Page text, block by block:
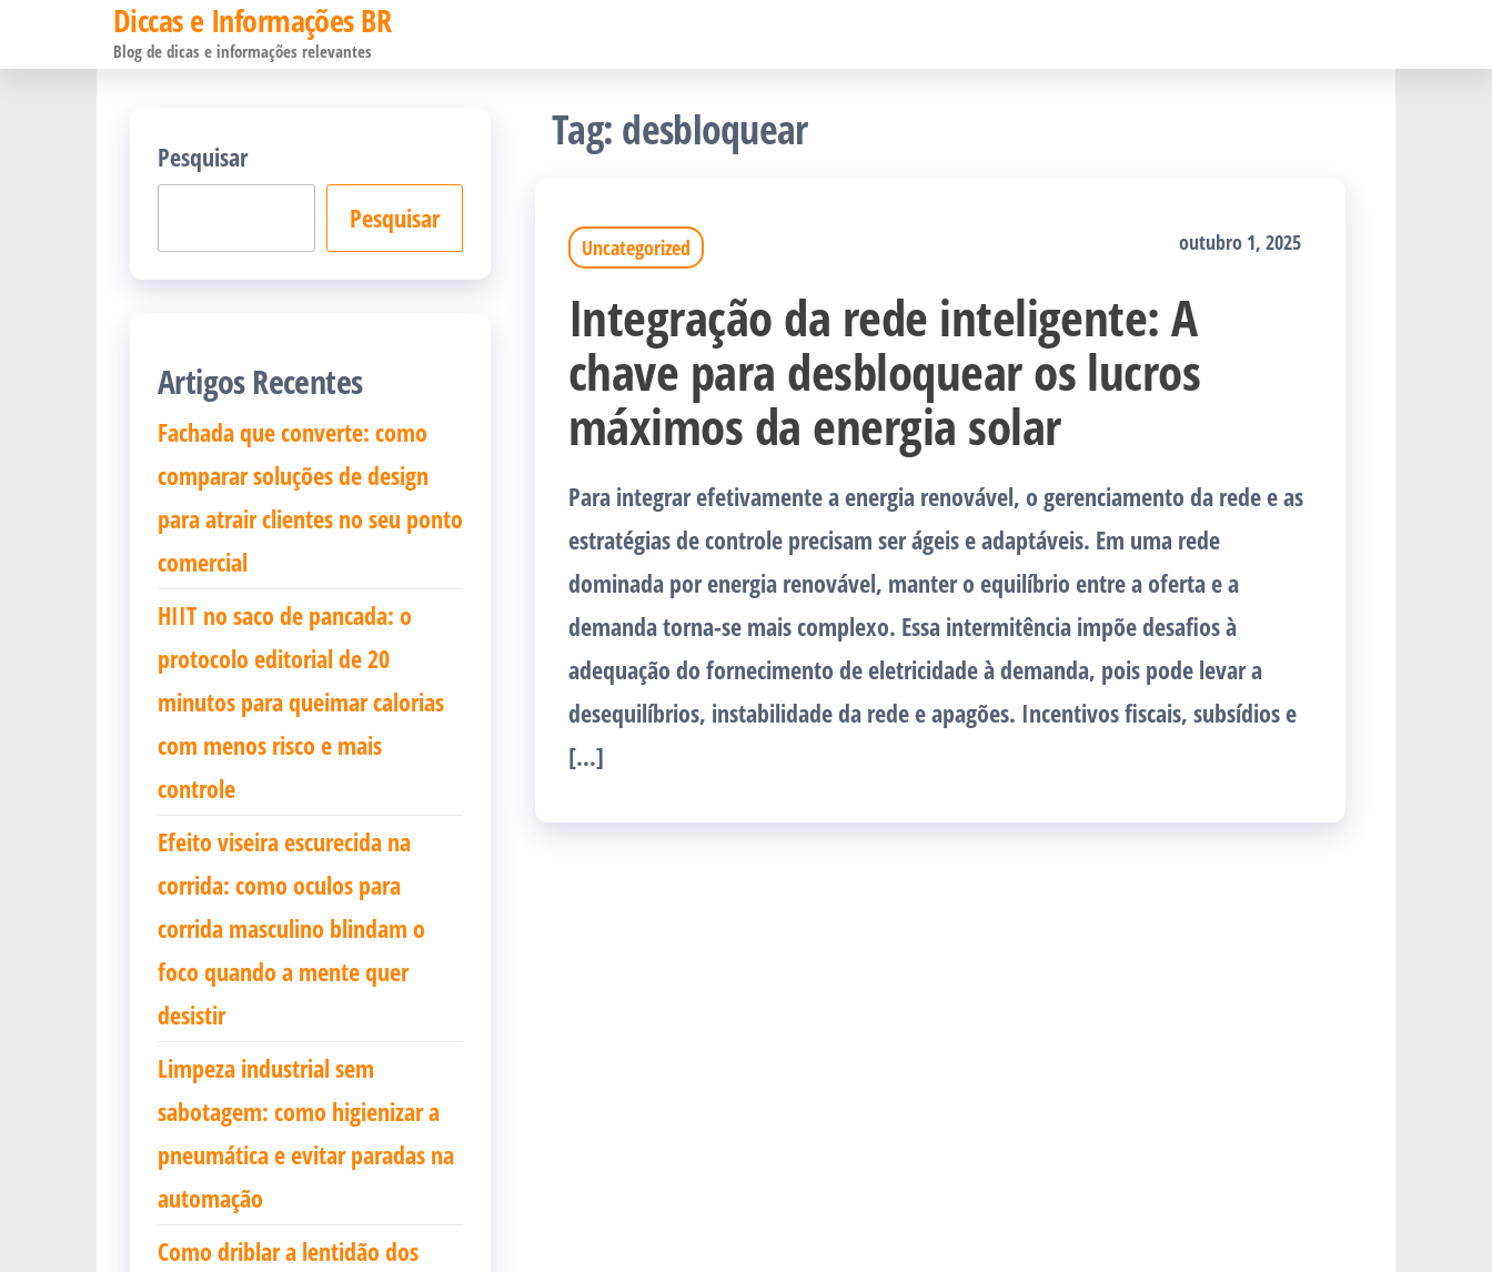
para
Diccas e Informações BR
Blog de dicas e informações relevantes
Tag: desbloquear
Uncategorized outubro 1, 2025
Integração da rede inteligente: A
chave para desbloquear os lucros
máximos da energia solar
Para integrar efetivamente a energia renovável, o gerenciamento da rede e as
estratégias de controle precisam ser ágeis e adaptáveis. Em uma rede
dominada por energia renovável, manter o equilíbrio entre a oferta e a
demanda torna-se mais complexo. Essa intermitência impõe desafios à
adequação do fornecimento de eletricidade à demanda, pois pode levar a
desequilíbrios, instabilidade da rede e apagões. Incentivos fiscais, subsídios e
[…]
Pesquisar
Pesquisar
Artigos Recentes
Fachada que converte: como
comparar soluções de design
para atrair clientes no seu ponto
comercial
HIIT no saco de pancada: o
protocolo editorial de 20
minutos para queimar calorias
com menos risco e mais
controle
Efeito viseira escurecida na
corrida: como oculos para
corrida masculino blindam o
foco quando a mente quer
desistir
Limpeza industrial sem
sabotagem: como higienizar a
pneumática e evitar paradas na
automação
Como driblar a lentidão dos